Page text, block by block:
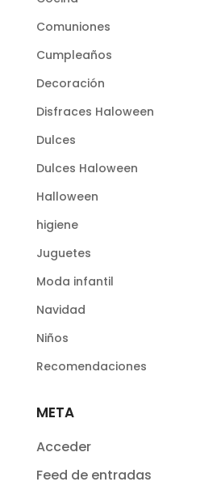
Comuniones
Cumpleaños
Decoración
Disfraces Haloween
Dulces
Dulces Haloween
Halloween
higiene
Juguetes
Moda infantil
Navidad
Niños
Recomendaciones
META
Acceder
Feed de entradas